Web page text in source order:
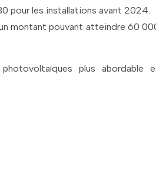
pour les installations avant 2024.
montant pouvant atteindre 60
plus abordable